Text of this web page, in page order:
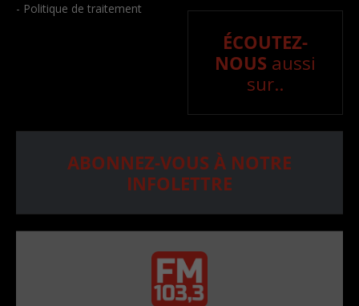
- Politique de traitement
ÉCOUTEZ-
NOUS aussi
sur..
ABONNEZ-VOUS À NOTRE
INFOLETTRE